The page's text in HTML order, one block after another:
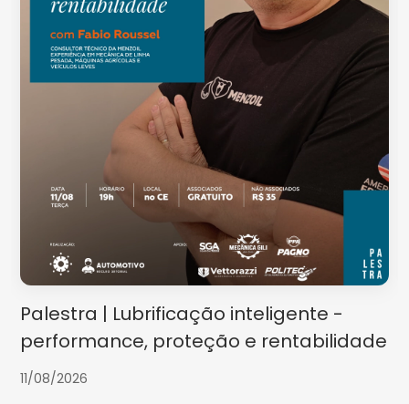
Palestra | Lubrificação inteligente -
performance, proteção e rentabilidade
11/08/2026